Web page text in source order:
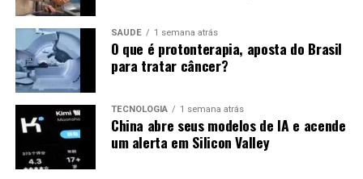
SAÚDE 1 semana atrás
O que é protonterapia, aposta do Brasil
para tratar câncer?
TECNOLOGIA 1 semana atrás
China abre seus modelos de IA e acende
um alerta em Silicon Valley